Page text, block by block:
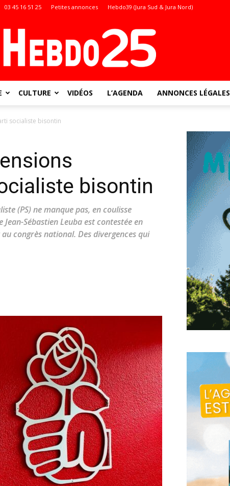
03 45 16 51 25 Petites annonces Hebdo39 (Jura Sud & Jura Nord)
toute
locale
–
CULTURE VIDÉOS L’AGENDA ANNONCES LÉGALES
socialiste bisontin
bisontin
(PS) ne manque pas, en coulisse
Sébastien Leuba est contestée en
congrès national. Des divergences qui